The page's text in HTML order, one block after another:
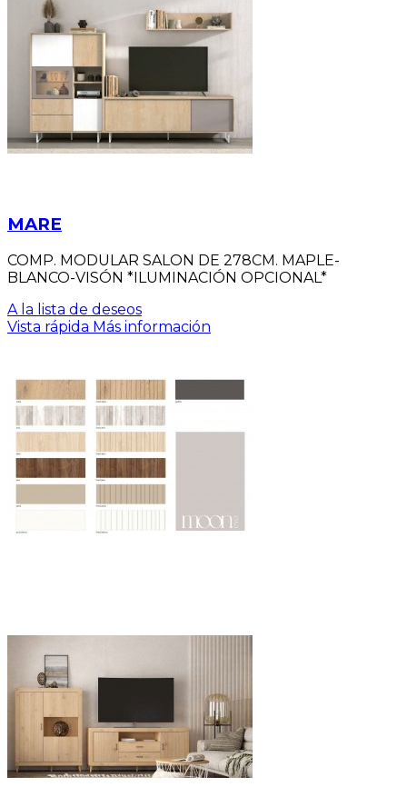
MARE
COMP. MODULAR SALON DE 278CM. MAPLE-
BLANCO-VISÓN *ILUMINACIÓN OPCIONAL*
A la lista de deseos
Vista rápida Más información